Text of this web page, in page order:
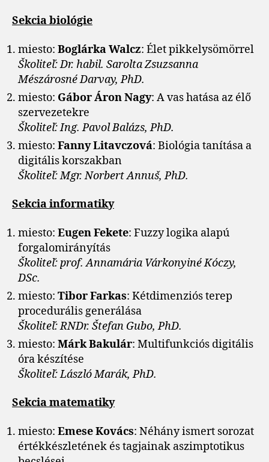
Sekcia biológie
miesto: Boglárka Walcz: Élet pikkelysömörrel
Školiteľ: Dr. habil. Sarolta Zsuzsanna
Mészárosné Darvay, PhD.
miesto: Gábor Áron Nagy: A vas hatása az élő
szervezetekre
Školiteľ: Ing. Pavol Balázs, PhD.
miesto: Fanny Litavczová: Biológia tanítása a
digitális korszakban
Školiteľ: Mgr. Norbert Annuš, PhD.
Sekcia informatiky
miesto: Eugen Fekete: Fuzzy logika alapú
forgalomirányítás
Školiteľ: prof. Annamária Várkonyiné Kóczy,
DSc.
miesto: Tibor Farkas: Kétdimenziós terep
procedurális generálása
Školiteľ: RNDr. Štefan Gubo, PhD.
miesto: MárkBakulár: Multifunkciós digitális
óra készítése
Školiteľ: László Marák, PhD.
Sekcia matematiky
miesto: Emese Kovács: Néhány ismert sorozat
értékkészletének és tagjainak aszimptotikus